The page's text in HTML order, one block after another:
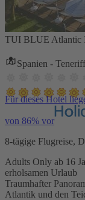
TUI BLUE Atlantic
Spanien -
Für dieses Hotel
von 86% vor
8-tägige Flugreise,
Adults Only ab 16
erholsamen Urlaub
Traumhafter
Atlantik und den